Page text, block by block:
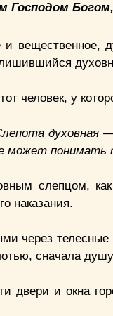
Господом
и
человек, у
духовная
может
слепцом,
наказания.
через
сначала
двери и окна